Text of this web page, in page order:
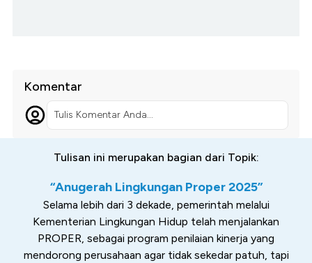
Komentar
Tulis Komentar Anda...
Tulisan ini merupakan bagian dari Topik:
“Anugerah Lingkungan Proper 2025”
Selama lebih dari 3 dekade, pemerintah melalui
Kementerian Lingkungan Hidup telah menjalankan
PROPER, sebagai program penilaian kinerja yang
mendorong perusahaan agar tidak sekedar patuh, tapi